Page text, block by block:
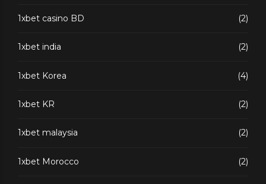
1xbet casino BD (2)
1xbet india (2)
1xbet Korea (4)
1xbet KR (2)
1xbet malaysia (2)
1xbet Morocco (2)